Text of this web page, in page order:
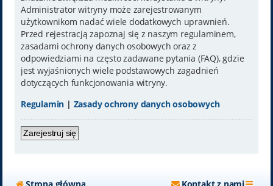
Administrator witryny może zarejestrowanym
użytkownikom nadać wiele dodatkowych uprawnień.
Przed rejestracją zapoznaj się z naszym regulaminem,
zasadami ochrony danych osobowych oraz z
odpowiedziami na często zadawane pytania (FAQ), gdzie
jest wyjaśnionych wiele podstawowych zagadnień
dotyczących funkcjonowania witryny.
Regulamin | Zasady ochrony danych osobowych
Zarejestruj się
Strona główna Kontakt z nami